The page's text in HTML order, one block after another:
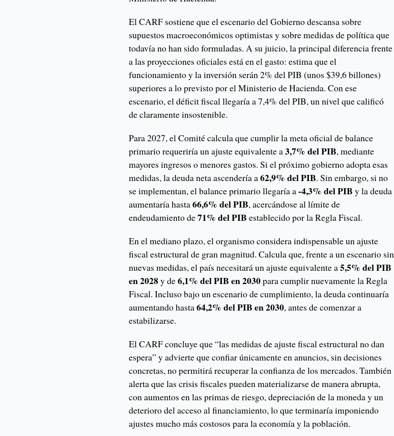
El CARF sostiene que el escenario del Gobierno descansa sobre
supuestos macroeconómicos optimistas y sobre medidas de política que
todavía no han sido formuladas. A su juicio, la principal diferencia frente
a las proyecciones oficiales está en el gasto: estima que el
funcionamiento y la inversión serán 2% del PIB (unos $39,6 billones)
superiores a lo previsto por el Ministerio de Hacienda. Con ese
escenario, el déficit fiscal llegaría a 7,4% del PIB, un nivel que calificó
de claramente insostenible.
Para 2027, el Comité calcula que cumplir la meta oficial de balance
primario requeriría un ajuste equivalente a3,7% del PIB, mediante
mayores ingresos o menores gastos. Si el próximo gobierno adopta esas
medidas, la deuda neta ascendería a62,9% del PIB. Sin embargo, si no
se implementan, el balance primario llegaría a-4,3% del PIB y la deuda
aumentaría hasta66,6% del PIB, acercándose al límite de
endeudamiento de71% del PIB establecido por la Regla Fiscal.
En el mediano plazo, el organismo considera indispensable un ajuste
fiscal estructural de gran magnitud. Calcula que, frente a un escenario sin
nuevas medidas, el país necesitará un ajuste equivalente a5,5% del PIB
en 2028y de6,1% del PIB en 2030para cumplir nuevamente la Regla
Fiscal. Incluso bajo un escenario de cumplimiento, la deuda continuaría
aumentando hasta64,2% del PIB en 2030, antes de comenzar a
estabilizarse.
El CARF concluye que “las medidas de ajuste fiscal estructural no dan
espera” y advierte que confiar únicamente en anuncios, sin decisiones
concretas, no permitirá recuperar la confianza de los mercados. También
alerta que las crisis fiscales pueden materializarse de manera abrupta,
con aumentos en las primas de riesgo, depreciación de la moneda y un
deterioro del acceso al financiamiento, lo que terminaría imponiendo
ajustes mucho más costosos para la economía y la población.